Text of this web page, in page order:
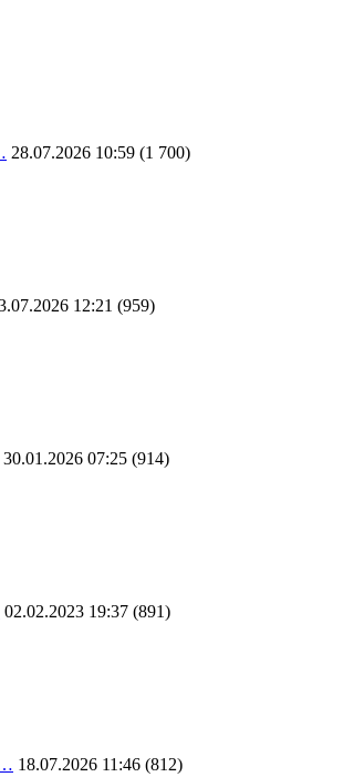
28.07.2026 10:59 (1 700)
12:21 (959)
30.01.2026 07:25 (914)
02.02.2023 19:37 (891)
18.07.2026 11:46 (812)